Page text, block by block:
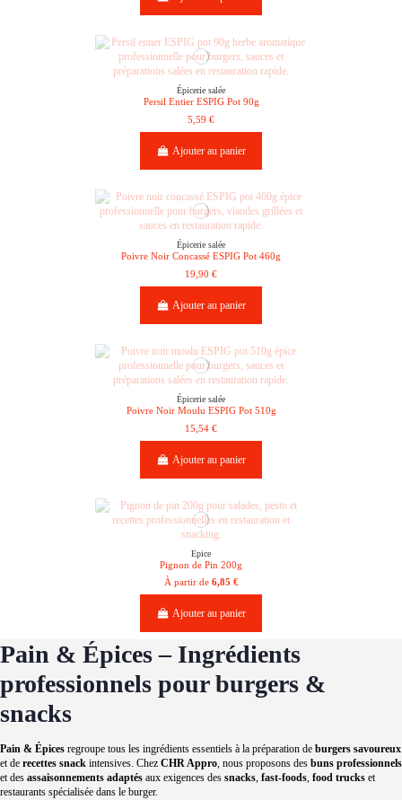
Épicerie salée
Persil Entier ESPIG Pot 90g
5,59 €
Ajouter au panier
Épicerie salée
Poivre Noir Concassé ESPIG Pot 460g
19,90 €
Ajouter au panier
Épicerie salée
Poivre Noir Moulu ESPIG Pot 510g
15,54 €
Ajouter au panier
Epice
Pignon de Pin 200g
À partir de 6,85 €
Ajouter au panier
Pain & Épices – Ingrédients
professionnels pour burgers &
snacks
Pain & Épices regroupe tous les ingrédients essentiels à la préparation de burgers savoureux
et de recettes snack intensives. Chez CHR Appro, nous proposons des buns professionnels
et des assaisonnements adaptés aux exigences des snacks, fast-foods, food trucks et
restaurants spécialisée dans le burger.